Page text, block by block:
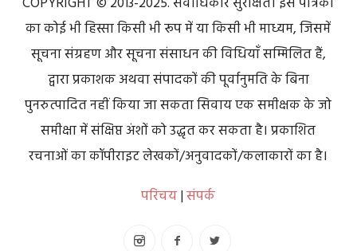
का कोई भी हिस्सा किसी भी रूप में या किसी भी माध्यम, जिसमें
सूचना संग्रहण और सूचना संसाधन की विधियाँ सम्मिलित हैं,
द्वारा प्रकाशक अथवा संपादकों की पूर्वानुमति के बिना
पुनरुत्पादित नहीं किया जा सकता सिवाय एक समीक्षक के जो
समीक्षा में संक्षिप्त अंशों को उद्धृत कर सकता है। प्रकाशित
रचनाओं का कॉपीराइट लेखकों/अनुवादकों/कलाकारों का है।
परिचय|संपर्क